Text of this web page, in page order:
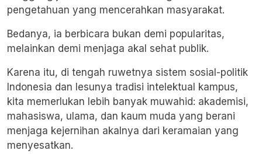
pengetahuan yang mencerahkan masyarakat.
Bedanya, ia berbicara bukan demi popularitas,
melainkan demi menjaga akal sehat publik.
Karena itu, di tengah ruwetnya sistem sosial-politik
Indonesia dan lesunya tradisi intelektual kampus,
kita memerlukan lebih banyak muwahid: akademisi,
mahasiswa, ulama, dan kaum muda yang berani
menjaga kejernihan akalnya dari keramaian yang
menyesatkan.